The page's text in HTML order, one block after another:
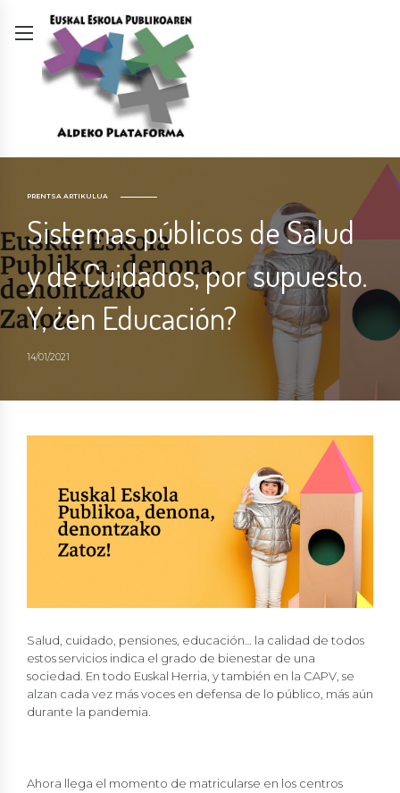
PRENTSA ARTIKULUA
Sistemas públicos de Salud
y de Cuidados, por supuesto.
Y, ¿en Educación?
14/01/2021
Salud, cuidado, pensiones, educación… la calidad de todos
estos servicios indica el grado de bienestar de una
sociedad. En todo Euskal Herria, y también en la CAPV, se
alzan cada vez más voces en defensa de lo público, más aún
durante la pandemia.
Ahora llega el momento de matricularse en los centros